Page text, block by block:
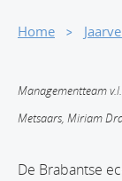
Home
Managementteam
Metsaars, Miriam
De Brabantse